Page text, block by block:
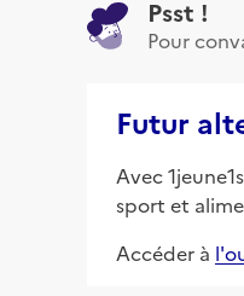
Psst !
Pour
Futur
Avec
sport et
Accéder à